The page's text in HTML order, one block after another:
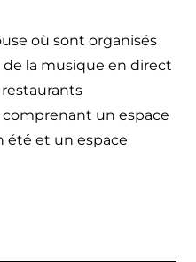
où sont organisés
la musique en direct
un espace
été et un espace